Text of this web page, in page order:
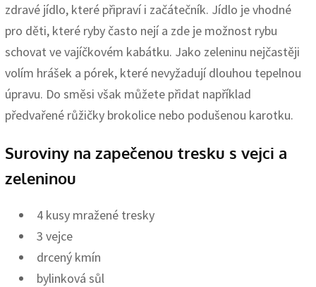
zdravé jídlo, které připraví i začátečník. Jídlo je vhodné
pro děti, které ryby často nejí a zde je možnost rybu
schovat ve vajíčkovém kabátku. Jako zeleninu nejčastěji
volím hrášek a pórek, které nevyžadují dlouhou tepelnou
úpravu. Do směsi však můžete přidat například
předvařené růžičky brokolice nebo podušenou karotku.
Suroviny na zapečenou tresku s vejci a
zeleninou
4 kusy mražené tresky
3 vejce
drcený kmín
bylinková sůl